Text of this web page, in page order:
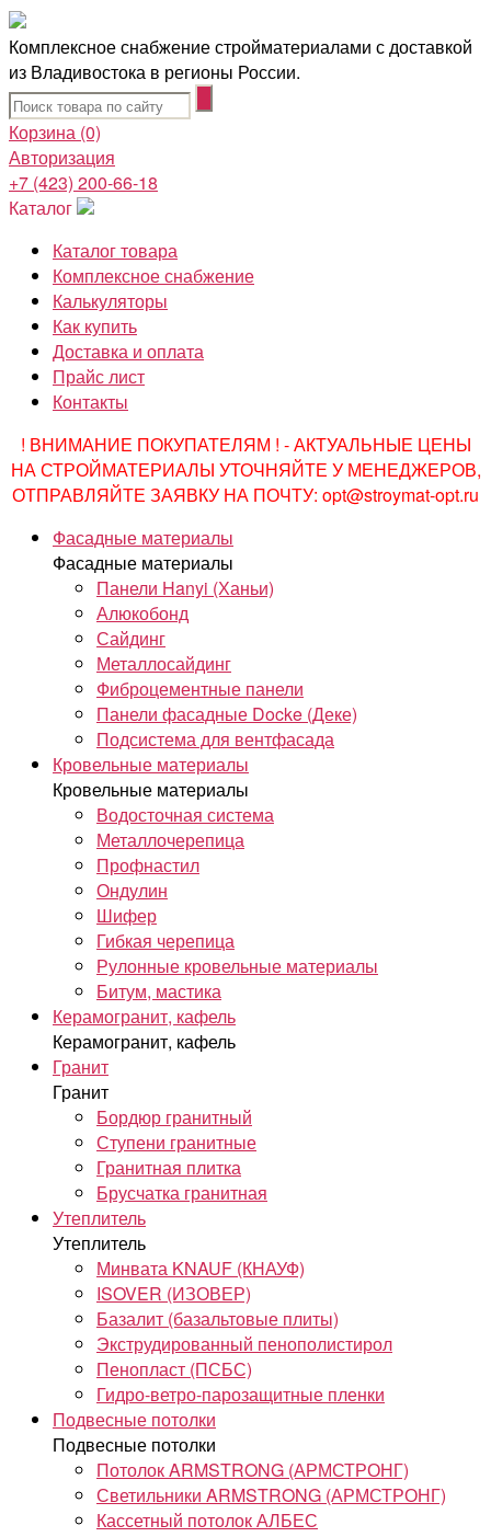
Комплексное снабжение стройматериалами с доставкой
из Владивостока в регионы России.
Корзина (0)
Авторизация
+7 (423) 200-66-18
Каталог
Каталог товара
Комплексное снабжение
Калькуляторы
Как купить
Доставка и оплата
Прайс лист
Контакты
! ВНИМАНИЕ ПОКУПАТЕЛЯМ ! - АКТУАЛЬНЫЕ ЦЕНЫ
НА СТРОЙМАТЕРИАЛЫ УТОЧНЯЙТЕ У МЕНЕДЖЕРОВ,
ОТПРАВЛЯЙТЕ ЗАЯВКУ НА ПОЧТУ: opt@stroymat-opt.ru
Фасадные материалы
Фасадные материалы
Панели Hanyi (Ханьи)
Алюкобонд
Сайдинг
Металлосайдинг
Фиброцементные панели
Панели фасадные Docke (Деке)
Подсистема для вентфасада
Кровельные материалы
Кровельные материалы
Водосточная система
Металлочерепица
Профнастил
Ондулин
Шифер
Гибкая черепица
Рулонные кровельные материалы
Битум, мастика
Керамогранит, кафель
Керамогранит, кафель
Гранит
Гранит
Бордюр гранитный
Ступени гранитные
Гранитная плитка
Брусчатка гранитная
Утеплитель
Утеплитель
Минвата KNAUF (КНАУФ)
ISOVER (ИЗОВЕР)
Базалит (базальтовые плиты)
Экструдированный пенополистирол
Пенопласт (ПСБС)
Гидро-ветро-парозащитные пленки
Подвесные потолки
Подвесные потолки
Потолок ARMSTRONG (АРМСТРОНГ)
Светильники ARMSTRONG (АРМСТРОНГ)
Кассетный потолок АЛБЕС